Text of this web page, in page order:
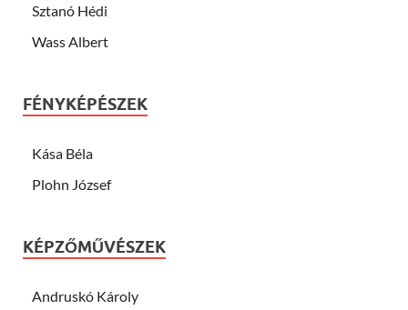
Sztanó Hédi
Wass Albert
FÉNYKÉPÉSZEK
Kása Béla
Plohn József
KÉPZŐMŰVÉSZEK
Andruskó Károly